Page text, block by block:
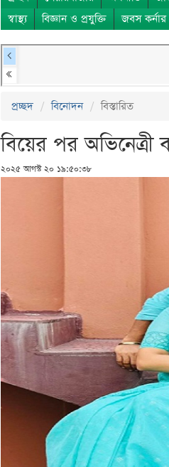
স্বাস্থ্য
বিজ্ঞান ও প্রযুক্তি জবস কর্নার
প্রচ্ছদ বিনোদন বিস্তারিত
বিয়ের পর অভিনেত্রী
২০২৫ আগস্ট ২০ ১৯:৫০:৩৮